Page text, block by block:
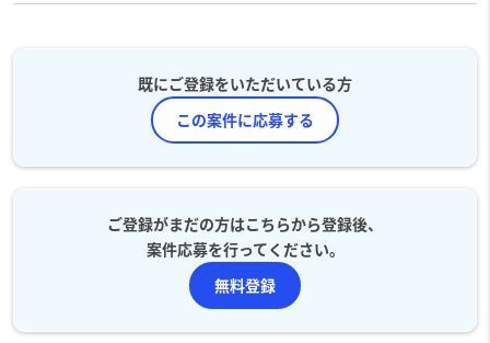
既にご登録をいただいている方
この案件に応募する
ご登録がまだの方はこちらから登録後、
案件応募を行ってください。
無料登録